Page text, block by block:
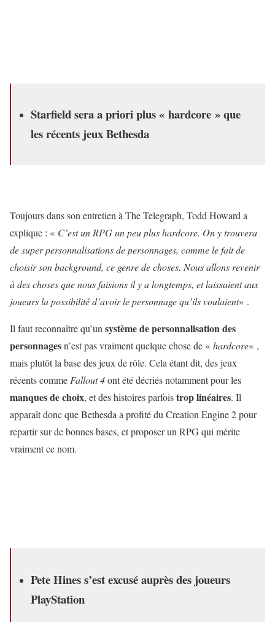
Starfield sera a priori plus « hardcore » que
les récents jeux Bethesda
Toujours dans son entretien à The Telegraph, Todd Howard a
explique : « C’est un RPG un peu plus hardcore. On y trouvera
de super personnalisations de personnages, comme le fait de
choisir son background, ce genre de choses. Nous allons revenir
à des choses que nous faisions il y a longtemps, et laissaient aux
joueurs la possibilité d’avoir le personnage qu’ils voulaient« .
Il faut reconnaître qu’un système de personnalisation des
personnagesn’est pas vraiment quelque chose de « hardcore« ,
mais plutôt la base des jeux de rôle. Cela étant dit, des jeux
récents comme Fallout 4ont été décriés notamment pour les
manques de choix, et des histoires parfoistrop linéaires. Il
apparaît donc que Bethesda a profité du Creation Engine 2 pour
repartir sur de bonnes bases, et proposer un RPG qui mérite
vraiment ce nom.
Pete Hines s’est excusé auprès des joueurs
PlayStation